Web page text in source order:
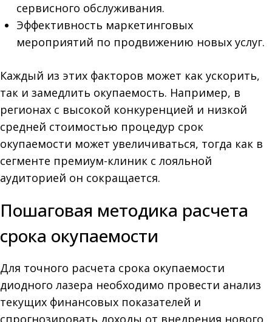
сервисного обслуживания.
Эффективность маркетинговых
мероприятий по продвижению новых услуг.
Каждый из этих факторов может как ускорить,
так и замедлить окупаемость. Например, в
регионах с высокой конкуренцией и низкой
средней стоимостью процедур срок
окупаемости может увеличиваться, тогда как в
сегменте премиум-клиник с лояльной
аудиторией он сокращается.
Пошаговая методика расчета
срока окупаемости
Для точного расчета срока окупаемости
диодного лазера необходимо провести анализ
текущих финансовых показателей и
спрогнозировать доходы от внедрения нового